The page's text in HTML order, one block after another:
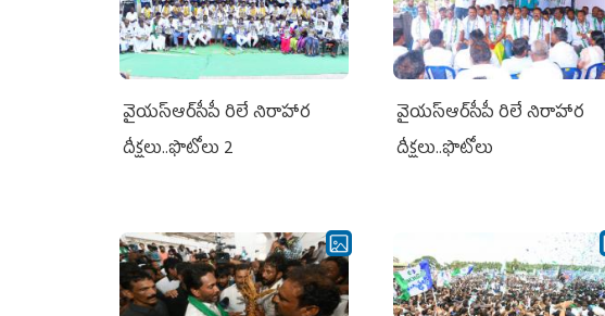
వైయ‌స్ఆర్‌సీపీ రిలే నిరాహార
దీక్షలు..ఫొటోలు 2
వైయ‌స్ఆర్‌సీపీ రిలే నిరాహార
దీక్షలు..ఫొటోలు